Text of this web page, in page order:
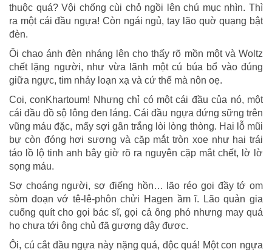
thuộc quá? Vội chống cùi chỏ ngồi lên chú mục nhìn. Thì
ra một cái đầu ngựa! Còn ngái ngủ, tay lão quờ quạng bật
đèn.
Ôi chao ánh đèn nháng lên cho thấy rõ mồn một và Woltz
chết lặng người, như vừa lãnh một cú búa bổ vào đúng
giữa ngực, tim nhảy loạn xạ và cứ thế mà nôn oẹ.
Coi, conKhartoum! Nhưng chỉ có một cái đầu của nó, một
cái đầu đồ sộ lông đen láng. Cái đầu ngựa đứng sững trên
vũng máu đặc, mấy sợi gân trắng lòi lòng thòng. Hai lỗ mũi
bự còn đóng hơi sương và cặp mắt tròn xoe như hai trái
táo lồ lộ tinh anh bây giờ rõ ra nguyên cặp mắt chết, lờ lờ
sọng máu.
Sợ choáng người, sợ điếng hồn… lão réo gọi đầy tớ om
sòm đoạn vớ tê-lê-phôn chửi Hagen ầm ĩ. Lão quản gia
cuống quít cho gọi bác sĩ, gọi cả ông phó nhưng may quá
họ chưa tới ông chủ đã gượng dậy được.
Ôi, cú cắt đầu ngựa này nặng quá, độc quá! Một con ngựa